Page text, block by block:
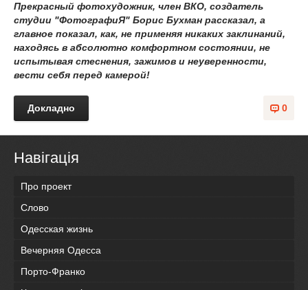
Прекрасный фотохудожник, член ВКО, создатель
студии "ФотографиЯ" Борис Бухман рассказал, а
главное показал, как, не применяя никаких заклинаний,
находясь в абсолютно комфортном состоянии, не
испытывая стеснения, зажимов и неуверенности,
вести себя перед камерой!
0
Докладно
Навігація
Про проект
Слово
Одесская жизнь
Вечерняя Одесса
Порто-Франко